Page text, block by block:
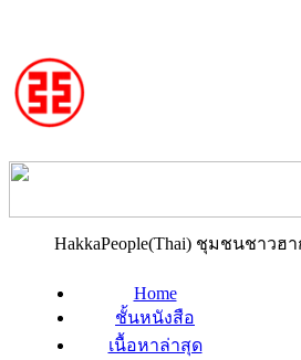
HakkaPeople(Thai) ชุมชนชาวฮ
Home
ชั้นหนังสือ
เนื้อหาล่าสุด